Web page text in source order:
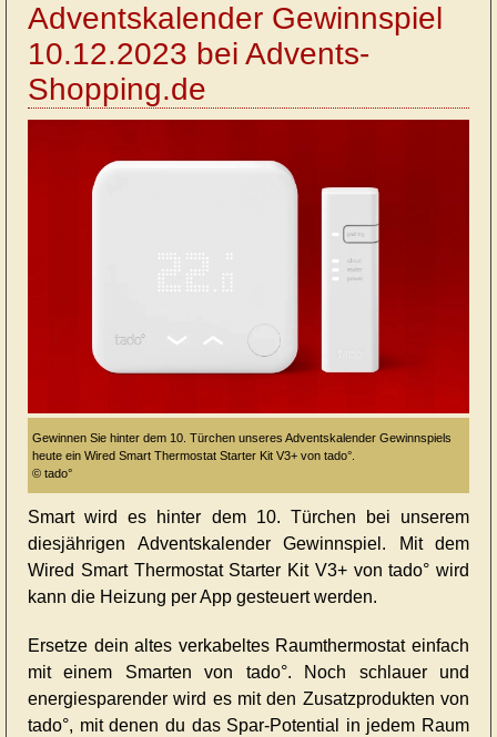
Adventskalender Gewinnspiel
10.12.2023 bei Advents-
Shopping.de
Gewinnen Sie hinter dem 10. Türchen unseres Adventskalender Gewinnspiels
heute ein Wired Smart Thermostat Starter Kit V3+ von tado°.
© tado°
Smart wird es hinter dem 10. Türchen bei unserem
diesjährigen Adventskalender Gewinnspiel. Mit dem
Wired Smart Thermostat Starter Kit V3+ von tado° wird
kann die Heizung per App gesteuert werden.
Ersetze dein altes verkabeltes Raumthermostat einfach
mit einem Smarten von tado°. Noch schlauer und
energiesparender wird es mit den Zusatzprodukten von
tado°, mit denen du das Spar-Potential in jedem Raum